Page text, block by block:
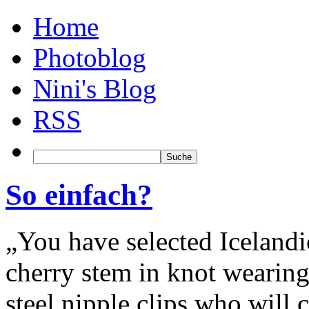
Home
Photoblog
Nini's Blog
RSS
So einfach?
„You have selected
cherry stem in knot
steel nipple clips who will